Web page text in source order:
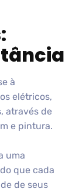
à
elétricos,
através de
e pintura.
uma
que cada
de seus